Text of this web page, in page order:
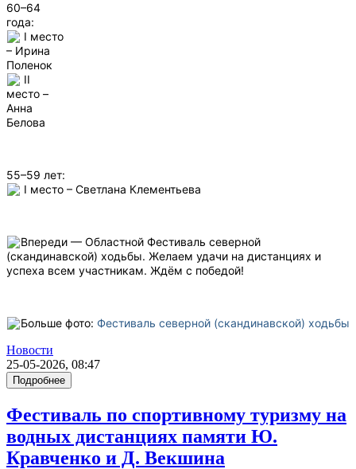
60–64
года:
I место
– Ирина
Поленок
II
место –
Анна
Белова
55–59 лет:
I место – Светлана Клементьева
Впереди — Областной Фестиваль северной
(скандинавской) ходьбы. Желаем удачи на дистанциях и
успеха всем участникам. Ждём с победой!
Больше фото: Фестиваль северной (скандинавской) ходьбы
Новости
25-05-2026, 08:47
Подробнее
Фестиваль по спортивному туризму на
водных дистанциях памяти Ю.
Кравченко и Д. Векшина